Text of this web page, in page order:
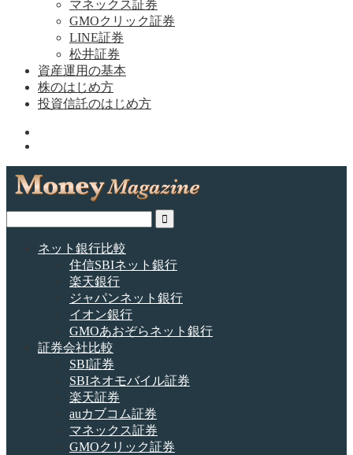
マネックス証券
GMOクリック証券
LINE証券
松井証券
資産運用の基本
株のはじめ方
投資信託のはじめ方
ネット銀行比較
住信SBIネット銀行
楽天銀行
ジャパンネット銀行
イオン銀行
GMOあおぞらネット銀行
証券会社比較
SBI証券
SBIネオモバイル証券
楽天証券
auカブコム証券
マネックス証券
GMOクリック証券